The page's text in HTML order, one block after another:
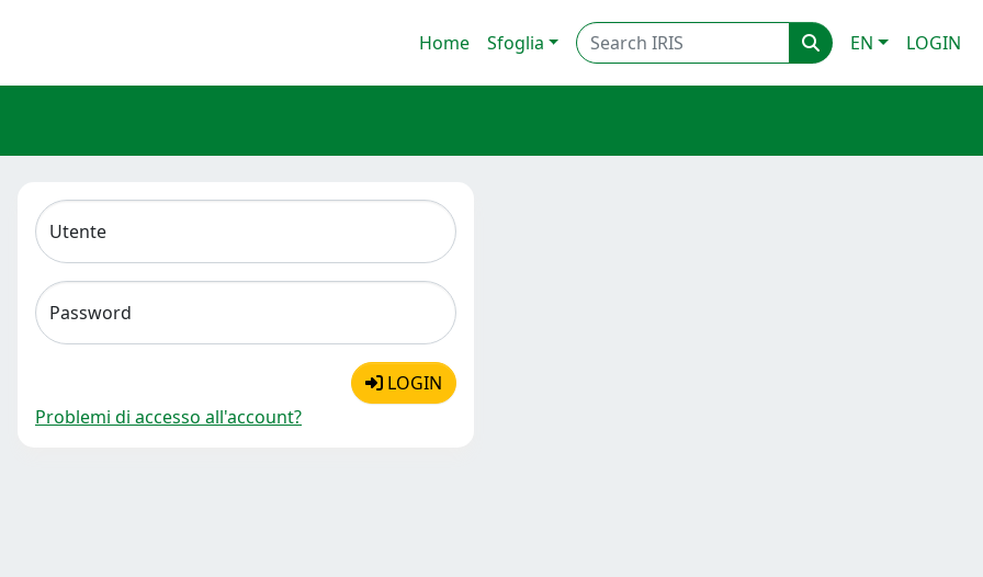
Home Sfoglia EN LOGIN
Utente
Password
LOGIN
Problemi di accesso all'account?